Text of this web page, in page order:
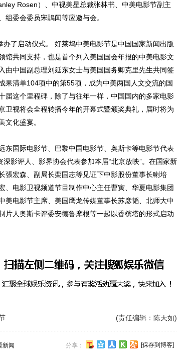
Rosen）、中视美星总裁张林书、中美电影节副主
委会委员宋鵑闻等应邀与会。
了启动仪式。 好莱坞中美电影节是中国国家新闻出版
馆共同支持，也是首个列入美国国会年报的中美电影文
由中国副总理刘延东女士与美国国务卿克里先生共同签
果清单104项中的第55项，成为中美两国人文交流的国
届这个里程碑，除了与往年一样，中国国内的多家电影
卫视将会全程转播今年的开幕式暨颁奖典礼，届时将为
文化盛宴。
国际电影节、巴黎中国电影节、奥斯卡等电影节代表
影评人、影界协会代表参加本届“北京放映”。在国家新
張宏森、副局长栾国志等见证下中影股份董事长喇培
、电影卫视频道节目制作中心主任曹寅、华夏电影集团
美电影节主席、美国鹰龙传媒董事长苏彦韬、北师大中
片人奥斯卡评委安德鲁摩根等一起以香槟塔的形式启动
(责任编辑：陈天如)
分享： [保存到博客]
新闻